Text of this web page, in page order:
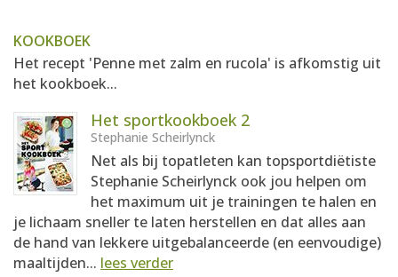
KOOKBOEK
Het recept 'Penne met zalm en rucola' is afkomstig uit
het kookboek...
Het sportkookboek 2
Stephanie Scheirlynck
Net als bij topatleten kan topsportdiëtiste
Stephanie Scheirlynck ook jou helpen om
het maximum uit je trainingen te halen en
je lichaam sneller te laten herstellen en dat alles aan
de hand van lekkere uitgebalanceerde (en eenvoudige)
maaltijden... lees verder